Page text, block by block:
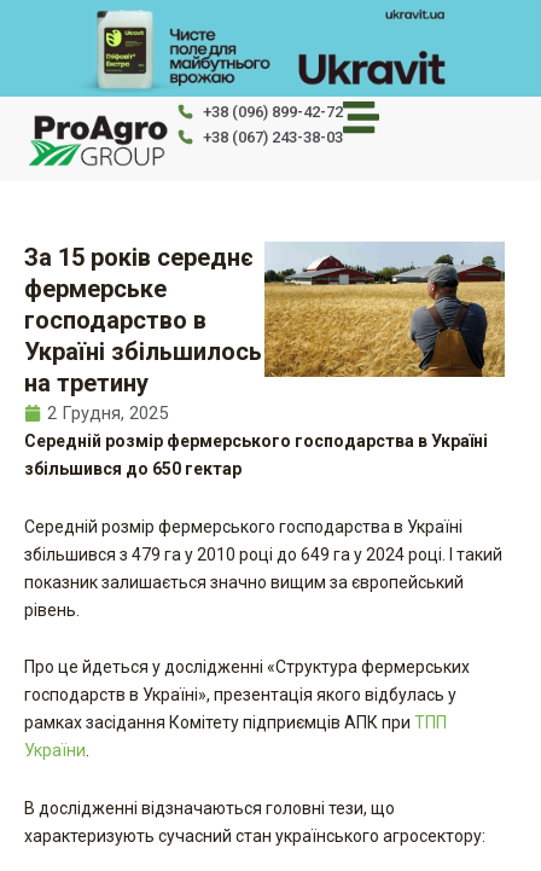
+38 (096) 899-42-72
+38 (067) 243-38-03
За 15 років середнє
фермерське
господарство в
Україні збільшилось
на третину
2 Грудня, 2025
Середній розмір фермерського господарства в Україні
збільшився до 650 гектар
Середній розмір фермерського господарства в Україні
збільшився з 479 га у 2010 році до 649 га у 2024 році. І такий
показник залишається значно вищим за європейський
рівень.
Про це йдеться у дослідженні «Структура фермерських
господарств в Україні», презентація якого відбулась у
рамках засідання Комітету підприємців АПК при ТПП
України
В дослідженні відзначаються головні тези, що
характеризують сучасний стан українського агросектору: